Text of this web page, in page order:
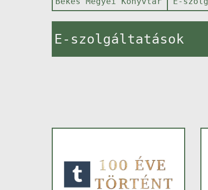
E-szolgáltatások